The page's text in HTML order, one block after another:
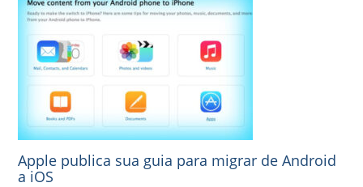
Apple publica sua guia para migrar de Android
a iOS